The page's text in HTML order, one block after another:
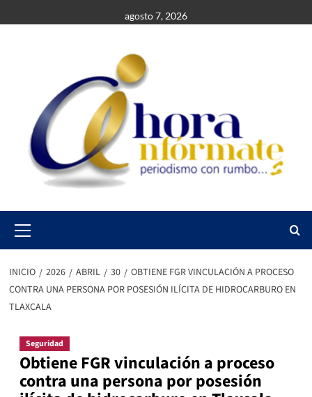
al
agosto 7, 2026
Menu
INICIO 2026 ABRIL 30
OBTIENE FGR VINCULACIÓN A PROCESO
CONTRA UNA PERSONA POR POSESIÓN ILÍCITA DE HIDROCARBURO EN
TLAXCALA
Seguridad
Obtiene FGR vinculación a proceso
contra una persona por posesión